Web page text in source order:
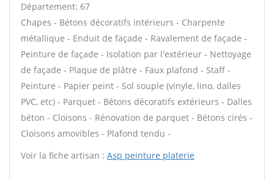
Département: 67
Chapes - Bétons décoratifs intérieurs - Charpente
métallique - Enduit de façade - Ravalement de façade -
Peinture de façade - Isolation par l'extérieur - Nettoyage
de façade - Plaque de plâtre - Faux plafond - Staff -
Peinture - Papier peint - Sol souple (vinyle, lino, dalles
PVC, etc) - Parquet - Bétons décoratifs extérieurs - Dalles
béton - Cloisons - Rénovation de parquet - Bétons cirés -
Cloisons amovibles - Plafond tendu -
Voir la fiche artisan : Asp peinture platerie